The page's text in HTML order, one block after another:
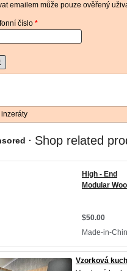
emailem může pouze ověřený
číslo *
Vzorková